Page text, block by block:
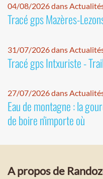
04/08/2026 dans
Tracé gps Mazères-
31/07/2026 dans
Tracé gps Intxuriste - Trail
27/07/2026 dans
Eau de montagne : la
de boire n'importe où
A propos de